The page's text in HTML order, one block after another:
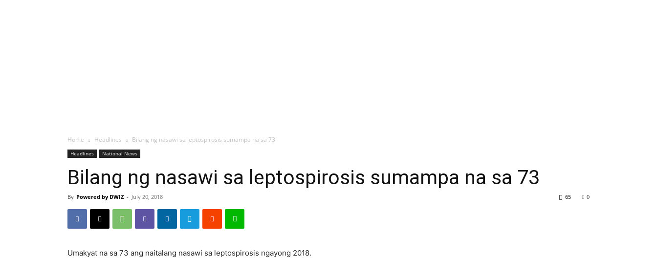
Home Headlines Bilang ng nasawi sa leptospirosis sumampa na sa 73
Headlines National News
Bilang ng nasawi sa leptospirosis sumampa na sa 73
By Powered by DWIZ - July 20, 2018 0
65
Umakyat na sa 73 ang naitalang nasawi sa leptospirosis ngayong 2018.